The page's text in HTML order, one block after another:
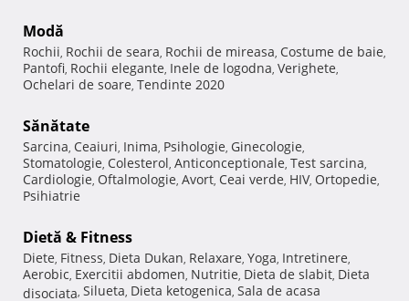
Modă
Rochii, Rochii de seara, Rochii de mireasa, Costume de baie,
Pantofi, Rochii elegante, Inele de logodna, Verighete,
Ochelari de soare, Tendinte 2020
Sănătate
Sarcina, Ceaiuri, Inima, Psihologie, Ginecologie,
Stomatologie, Colesterol, Anticonceptionale, Test sarcina,
Cardiologie, Oftalmologie, Avort, Ceai verde, HIV, Ortopedie,
Psihiatrie
Dietă & Fitness
Diete, Fitness, Dieta Dukan, Relaxare, Yoga, Intretinere,
Aerobic, Exercitii abdomen, Nutritie, Dieta de slabit, Dieta
disociata, Silueta, Dieta ketogenica, Sala de acasa